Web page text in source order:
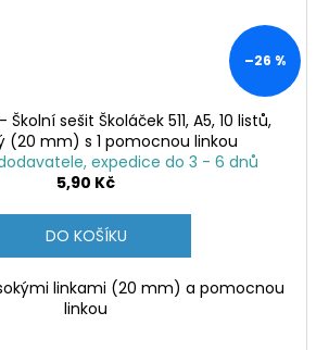
–26 %
sešit Školáček 511, A5, 10 listů,
(20 mm) s 1 pomocnou linkou
dodavatele, expedice do 3 - 6 dnů
5,90 Kč
DO KOŠÍKU
linkami (20 mm) a pomocnou
linkou